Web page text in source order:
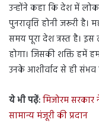
उन्होंने कहा कि देश में
पुनरावृत्ति होनी जरूरी
समय पूरा देश त्रस्त है।
होगा। जिसकी शक्ति हमें
उनके आशीर्वाद से ही संभव
ये भी पढ़ें:मिजोरम
सामान्य मंजूरी की प्रदान